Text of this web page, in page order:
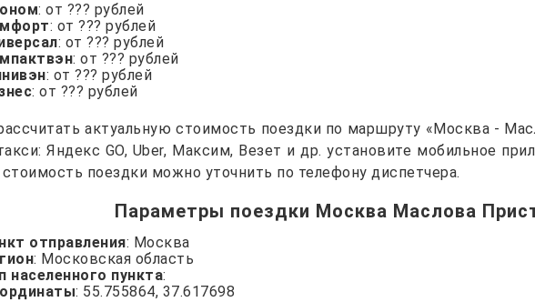
: от ??? рублей
: от ??? рублей
: от ??? рублей
: от ??? рублей
: от ??? рублей
: от ??? рублей
актуальную стоимость поездки по маршруту «Москва -
Яндекс GO, Uber, Максим, Везет и др. установите мобильное
поездки можно уточнить по телефону диспетчера.
Параметры поездки Москва Маслова
отправления: Москва
: Московская область
населенного пункта:
: 55.755864, 37.617698